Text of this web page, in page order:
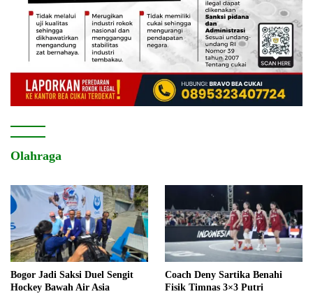
Olahraga
Bogor Jadi Saksi Duel Sengit
Hockey Bawah Air Asia
Coach Deny Sartika Benahi
Fisik Timnas 3×3 Putri